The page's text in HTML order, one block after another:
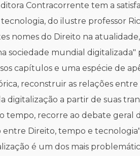
Contracorrente tem a
do ilustre professor
nomes do Direito na atualidade,
sociedade mundial digitalizada"
capítulos e uma espécie de
reconstruir as relações entre
a partir de suas
tempo, recorre ao debate geral
Direito, tempo e
é um dos mais